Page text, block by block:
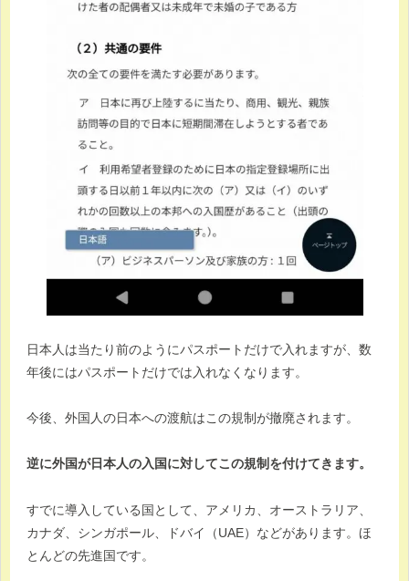
日本人は当たり前のようにパスポートだけで入れますが、数
年後にはパスポートだけでは入れなくなります。
今後、外国人の日本への渡航はこの規制が撤廃されます。
逆に外国が日本人の入国に対してこの規制を付けてきます。
すでに導入している国として、アメリカ、オーストラリア、
カナダ、シンガポール、ドバイ（UAE）などがあります。ほ
とんどの先進国です。